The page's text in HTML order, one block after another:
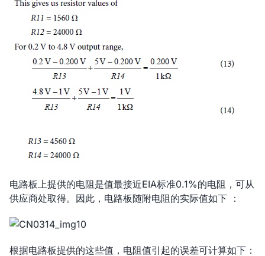
电路板上提供的电阻是值最接近EIA标准0.1%的电阻，可从
供应商处取得。因此，电路板随附电阻的实际值如下 ：
根据电路板提供的这些值，电阻值引起的误差可计算如下：